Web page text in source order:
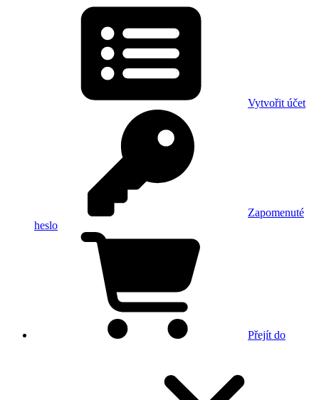
Vytvořit účet
Zapomenuté
heslo
Přejít do